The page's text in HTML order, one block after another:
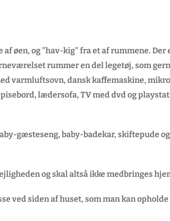
af øen, og "hav-kig" fra et af rummene.
rummer en del legetøj, som
varmluftsovn, dansk kaffemaskine,
lædersofa, TV med dvd og
gæsteseng, baby-badekar, skiftepude
og skal altså ikke medbringes
ved siden af huset, som man kan